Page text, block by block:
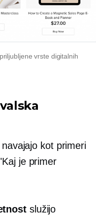
vrste digitalnih
kot primeri
je primer
služijo